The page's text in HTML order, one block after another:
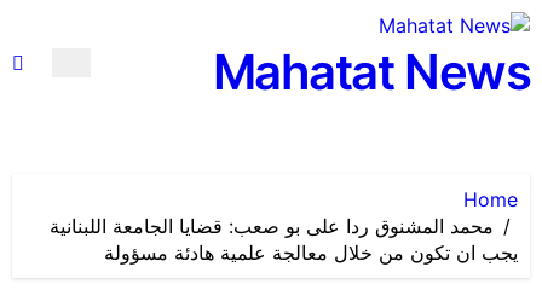
التجاوز
إلى
المحتوى
Mahatat News
Home
محمد المشنوق ردا على بو صعب: قضايا الجامعة اللبنانية
يجب ان تكون من خلال معالجة علمية هادئة مسؤولة